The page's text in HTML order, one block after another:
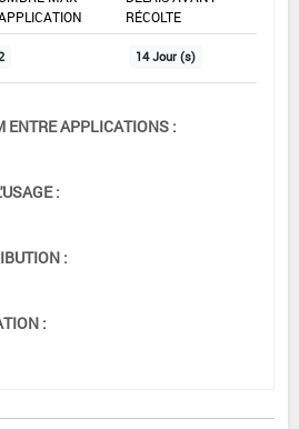
RÉCOLTE
14 Jour (s)
ENTRE APPLICATIONS :
:
:
: